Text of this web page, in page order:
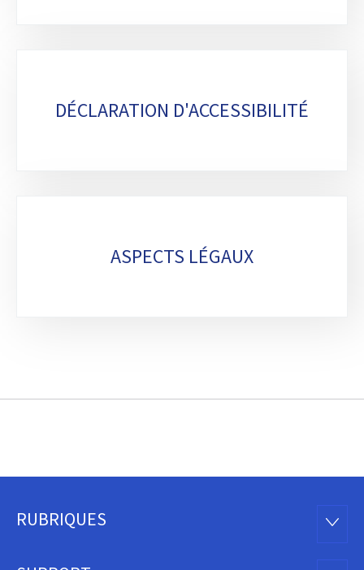
DÉCLARATION D'ACCESSIBILITÉ
ASPECTS LÉGAUX
Pied
RUBRIQUES